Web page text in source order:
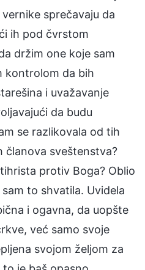
sprečavaju da
ih pod čvrstom
držim one koje sam
kontrolom da bih
i uvažavanje
da budu
se razlikovala od tih
članova sveštenstva?
protiv Boga? Oblio
to shvatila. Uvidela
i ogavna, da uopšte
već samo svoje
svojom željom za